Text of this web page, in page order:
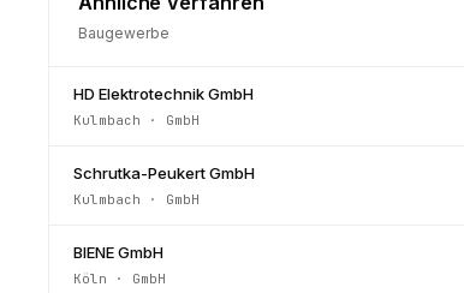
Baugewerbe
HD Elektrotechnik GmbH
Kulmbach · GmbH
Schrutka-Peukert GmbH
Kulmbach · GmbH
BIENE GmbH
Köln · GmbH